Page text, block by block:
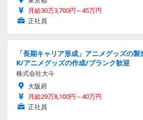
月給30万3,700円～45万円
正社員
「長期キャリア形成」アニメグッズの
K/アニメグッズの作成/ブランク歓迎
株式会社大斗
大阪府
月給29万8,100円～40万円
正社員